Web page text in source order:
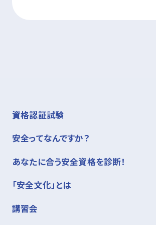
資格認証試験
安全ってなんですか？
あなたに合う安全資格を診断！
「安全文化」とは
講習会